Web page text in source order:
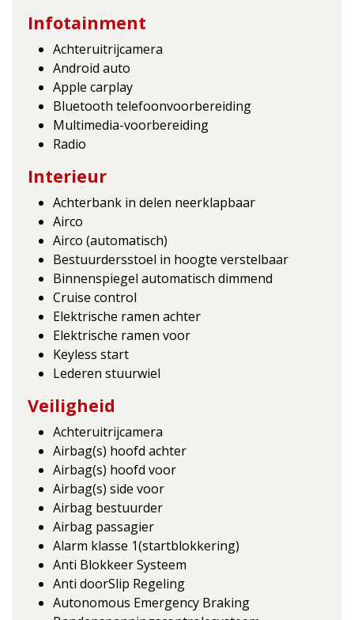
Infotainment
Achteruitrijcamera
Android auto
Apple carplay
Bluetooth telefoonvoorbereiding
Multimedia-voorbereiding
Radio
Interieur
Achterbank in delen neerklapbaar
Airco
Airco (automatisch)
Bestuurdersstoel in hoogte verstelbaar
Binnenspiegel automatisch dimmend
Cruise control
Elektrische ramen achter
Elektrische ramen voor
Keyless start
Lederen stuurwiel
Veiligheid
Achteruitrijcamera
Airbag(s) hoofd achter
Airbag(s) hoofd voor
Airbag(s) side voor
Airbag bestuurder
Airbag passagier
Alarm klasse 1(startblokkering)
Anti Blokkeer Systeem
Anti doorSlip Regeling
Autonomous Emergency Braking